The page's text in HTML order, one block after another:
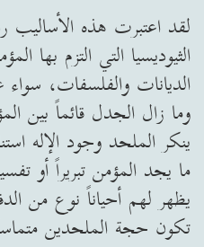
لقد اعتبرت هذه
الثيوديسيا التي التزم بها
الديانات والفلسفات، سواء
وما زال الجدل قائماً بين
ينكر الملحد وجود الإله
ما يجد المؤمن تبريراً أو
يظهر لهم أحياناً نوع من
تكون حجة الملحدين